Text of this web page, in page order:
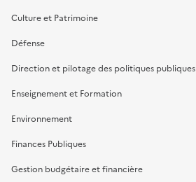
Culture et Patrimoine
Défense
Direction et pilotage des politiques publiques
Enseignement et Formation
Environnement
Finances Publiques
Gestion budgétaire et financière